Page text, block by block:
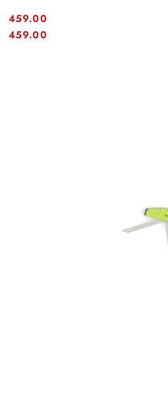
Cena:
459.00
Cena:
459.00